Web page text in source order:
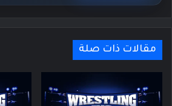
مقالات ذات صلة